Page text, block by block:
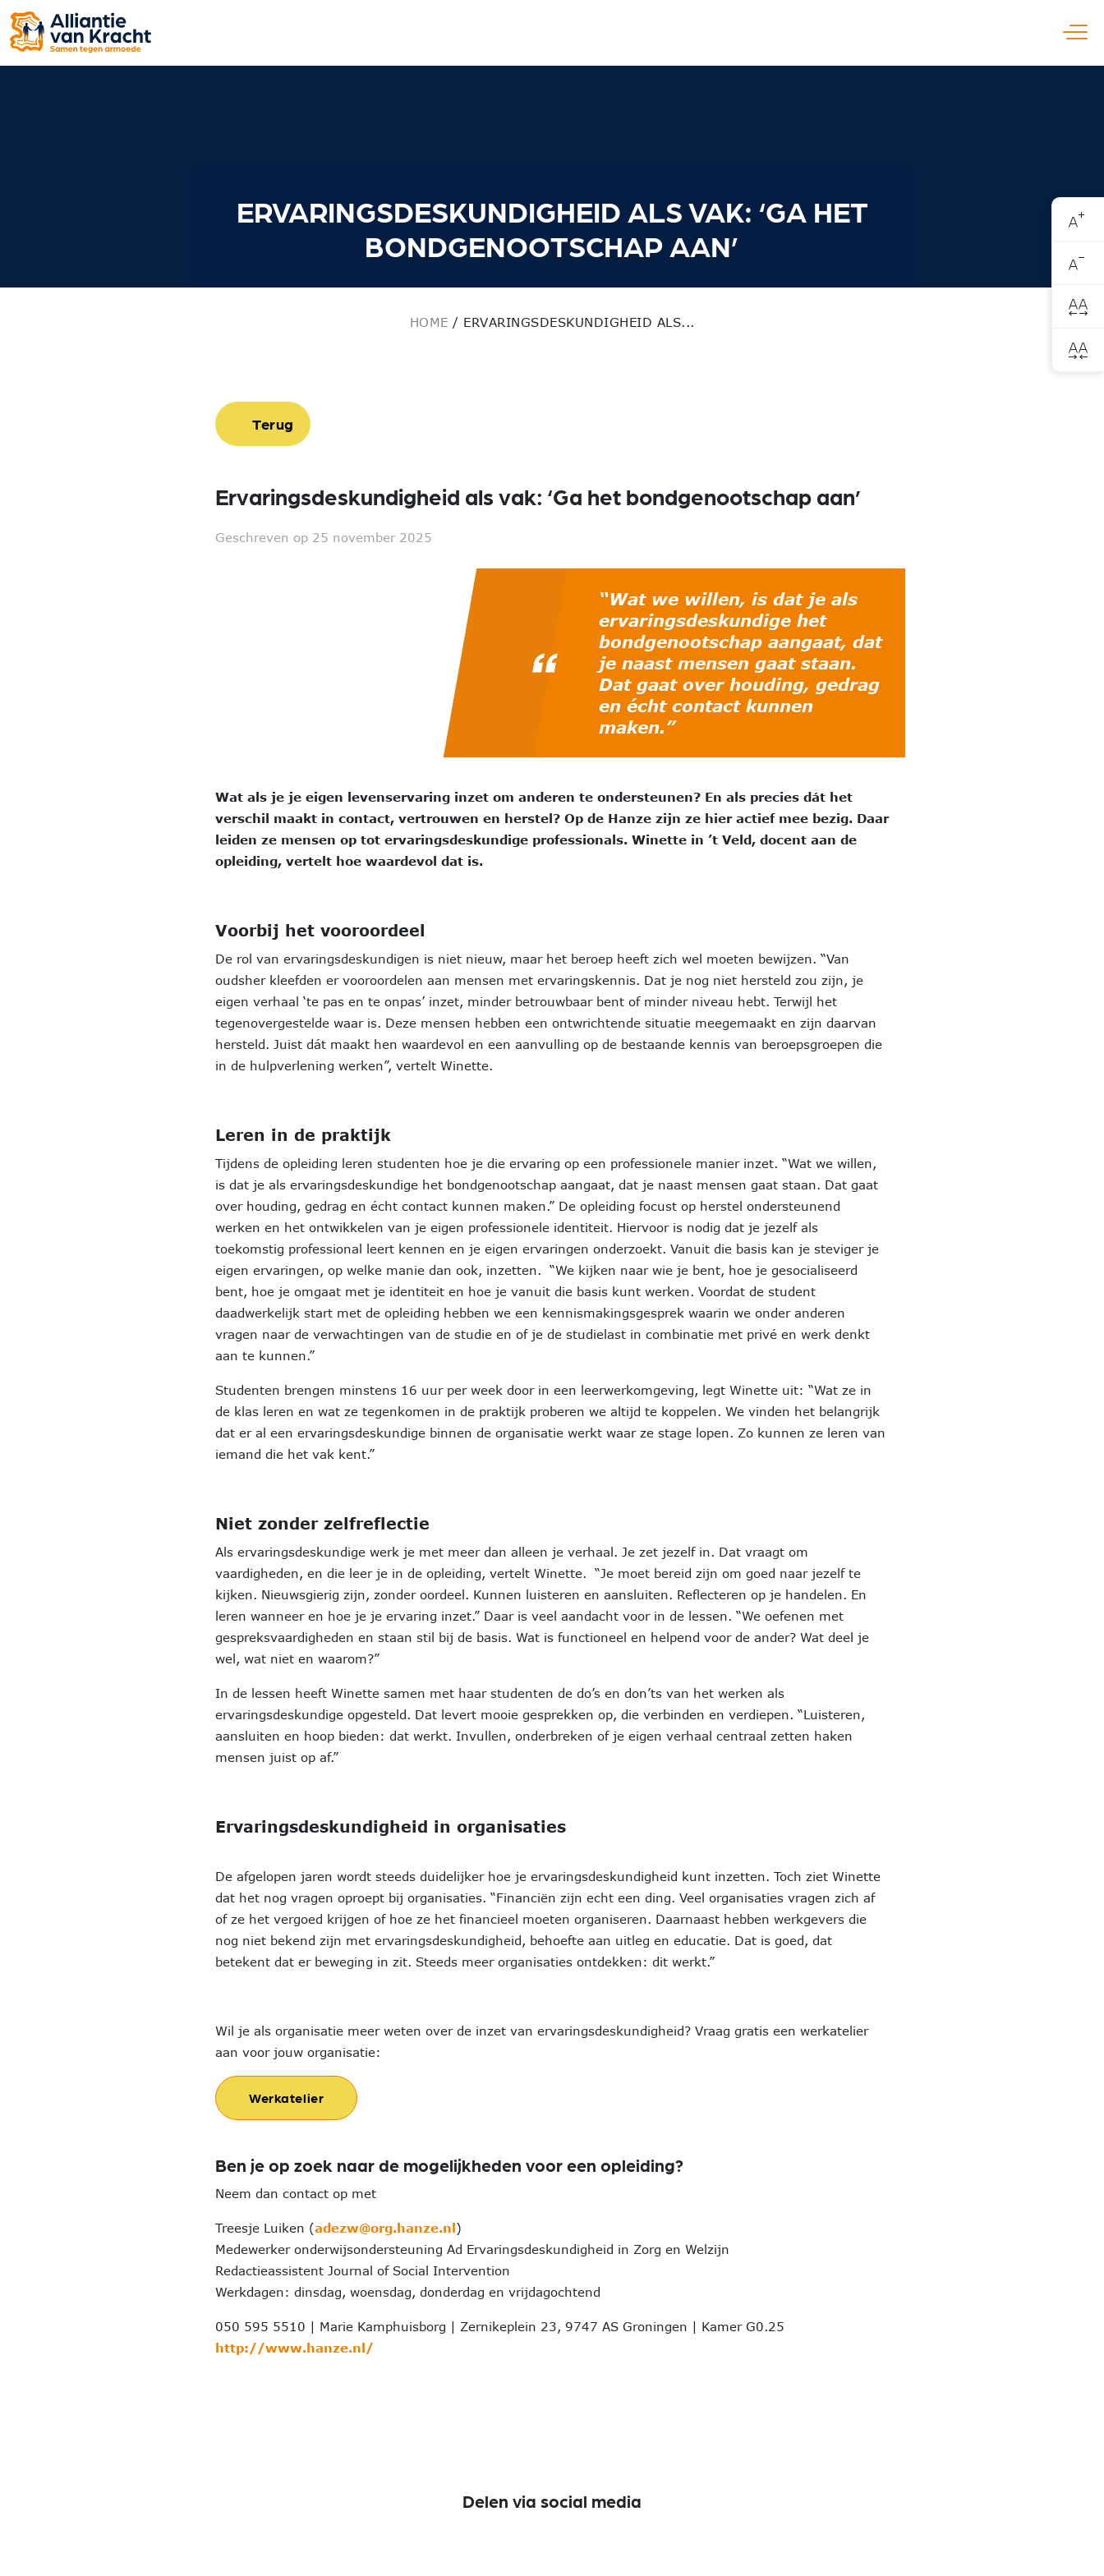
ERVARINGSDESKUNDIGHEID ALS VAK: ‘GA HET
BONDGENOOTSCHAP AAN’
HOME / ERVARINGSDESKUNDIGHEID ALS...
Terug
Ervaringsdeskundigheid als vak: ‘Ga het bondgenootschap aan’
Geschreven op 25 november 2025
“Wat we willen, is dat je als
ervaringsdeskundige het
bondgenootschap aangaat, dat
je naast mensen gaat staan.
Dat gaat over houding, gedrag
en écht contact kunnen
maken.”
Wat als je je eigen levenservaring inzet om anderen te ondersteunen? En als precies dát het
verschil maakt in contact, vertrouwen en herstel? Op de Hanze zijn ze hier actief mee bezig. Daar
leiden ze mensen op tot ervaringsdeskundige professionals. Winette in ’t Veld, docent aan de
opleiding, vertelt hoe waardevol dat is.
Voorbij het vooroordeel
De rol van ervaringsdeskundigen is niet nieuw, maar het beroep heeft zich wel moeten bewijzen. “Van
oudsher kleefden er vooroordelen aan mensen met ervaringskennis. Dat je nog niet hersteld zou zijn, je
eigen verhaal ‘te pas en te onpas’ inzet, minder betrouwbaar bent of minder niveau hebt. Terwijl het
tegenovergestelde waar is. Deze mensen hebben een ontwrichtende situatie meegemaakt en zijn daarvan
hersteld. Juist dát maakt hen waardevol en een aanvulling op de bestaande kennis van beroepsgroepen die
in de hulpverlening werken”, vertelt Winette.
Leren in de praktijk
Tijdens de opleiding leren studenten hoe je die ervaring op een professionele manier inzet. “Wat we willen,
is dat je als ervaringsdeskundige het bondgenootschap aangaat, dat je naast mensen gaat staan. Dat gaat
over houding, gedrag en écht contact kunnen maken.” De opleiding focust op herstel ondersteunend
werken en het ontwikkelen van je eigen professionele identiteit. Hiervoor is nodig dat je jezelf als
toekomstig professional leert kennen en je eigen ervaringen onderzoekt. Vanuit die basis kan je steviger je
eigen ervaringen, op welke manie dan ook, inzetten. “We kijken naar wie je bent, hoe je gesocialiseerd
bent, hoe je omgaat met je identiteit en hoe je vanuit die basis kunt werken. Voordat de student
daadwerkelijk start met de opleiding hebben we een kennismakingsgesprek waarin we onder anderen
vragen naar de verwachtingen van de studie en of je de studielast in combinatie met privé en werk denkt
aan te kunnen.”
Studenten brengen minstens 16 uur per week door in een leerwerkomgeving, legt Winette uit: “Wat ze in
de klas leren en wat ze tegenkomen in de praktijk proberen we altijd te koppelen. We vinden het belangrijk
dat er al een ervaringsdeskundige binnen de organisatie werkt waar ze stage lopen. Zo kunnen ze leren van
iemand die het vak kent.”
Niet zonder zelfreflectie
Als ervaringsdeskundige werk je met meer dan alleen je verhaal. Je zet jezelf in. Dat vraagt om
vaardigheden, en die leer je in de opleiding, vertelt Winette. “Je moet bereid zijn om goed naar jezelf te
kijken. Nieuwsgierig zijn, zonder oordeel. Kunnen luisteren en aansluiten. Reflecteren op je handelen. En
leren wanneer en hoe je je ervaring inzet.” Daar is veel aandacht voor in de lessen. “We oefenen met
gespreksvaardigheden en staan stil bij de basis. Wat is functioneel en helpend voor de ander? Wat deel je
wel, wat niet en waarom?”
In de lessen heeft Winette samen met haar studenten de do’s en don’ts van het werken als
ervaringsdeskundige opgesteld. Dat levert mooie gesprekken op, die verbinden en verdiepen. “Luisteren,
aansluiten en hoop bieden: dat werkt. Invullen, onderbreken of je eigen verhaal centraal zetten haken
mensen juist op af.”
Ervaringsdeskundigheid in organisaties
De afgelopen jaren wordt steeds duidelijker hoe je ervaringsdeskundigheid kunt inzetten. Toch ziet Winette
dat het nog vragen oproept bij organisaties. “Financiën zijn echt een ding. Veel organisaties vragen zich af
of ze het vergoed krijgen of hoe ze het financieel moeten organiseren. Daarnaast hebben werkgevers die
nog niet bekend zijn met ervaringsdeskundigheid, behoefte aan uitleg en educatie. Dat is goed, dat
betekent dat er beweging in zit. Steeds meer organisaties ontdekken: dit werkt.”
Wil je als organisatie meer weten over de inzet van ervaringsdeskundigheid? Vraag gratis een werkatelier
aan voor jouw organisatie:
Werkatelier
Ben je op zoek naar de mogelijkheden voor een opleiding?
Neem dan contact op met
Treesje Luiken (adezw@org.hanze.nl)
Medewerker onderwijsondersteuning Ad Ervaringsdeskundigheid in Zorg en Welzijn
Redactieassistent Journal of Social Intervention
Werkdagen: dinsdag, woensdag, donderdag en vrijdagochtend
050 595 5510 | Marie Kamphuisborg | Zernikeplein 23, 9747 AS Groningen | Kamer G0.25
http://www.hanze.nl/
Delen via social media